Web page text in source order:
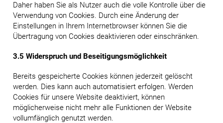
Daher haben Sie als Nutzer auch die volle Kontrolle über die
Verwendung von Cookies. Durch eine Änderung der
Einstellungen in Ihrem Internetbrowser können Sie die
Übertragung von Cookies deaktivieren oder einschränken.
3.5 Widerspruch und Beseitigungsmöglichkeit
Bereits gespeicherte Cookies können jederzeit gelöscht
werden. Dies kann auch automatisiert erfolgen. Werden
Cookies für unsere Website deaktiviert, können
möglicherweise nicht mehr alle Funktionen der Website
vollumfänglich genutzt werden.